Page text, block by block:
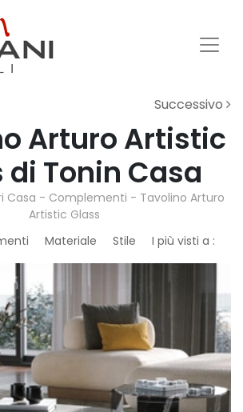
Successivo
Arturo Artistic
di Tonin Casa
Casa - Complementi - Tavolino Arturo
Artistic Glass
Materiale Stile I più visti a :